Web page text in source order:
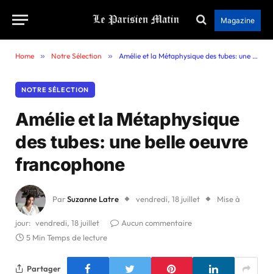
Magazine
Home » Notre Sélection » Amélie et la Métaphysique des tubes: une belle oeuvre francophone
NOTRE SÉLECTION
Amélie et la Métaphysique
des tubes: une belle oeuvre
francophone
ParSuzanne Latre vendredi, 18 juillet Mise à
jour: vendredi, 18 juillet
Aucun commentaire
5 Min Temps de lecture
Partager